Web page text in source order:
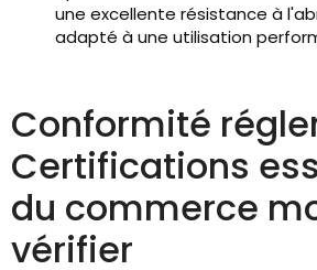
une excellente résistance à
adapté à une utilisation
Conformité
Certifications
du commerce
vérifier